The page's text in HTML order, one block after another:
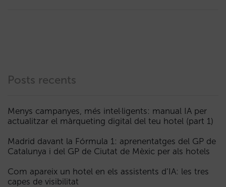
Posts recents
Menys campanyes, més intel·ligents: manual IA per
actualitzar el màrqueting digital del teu hotel (part 1)
Madrid davant la Fórmula 1: aprenentatges del GP de
Catalunya i del GP de Ciutat de Mèxic per als hotels
Com apareix un hotel en els assistents d’IA: les tres
capes de visibilitat